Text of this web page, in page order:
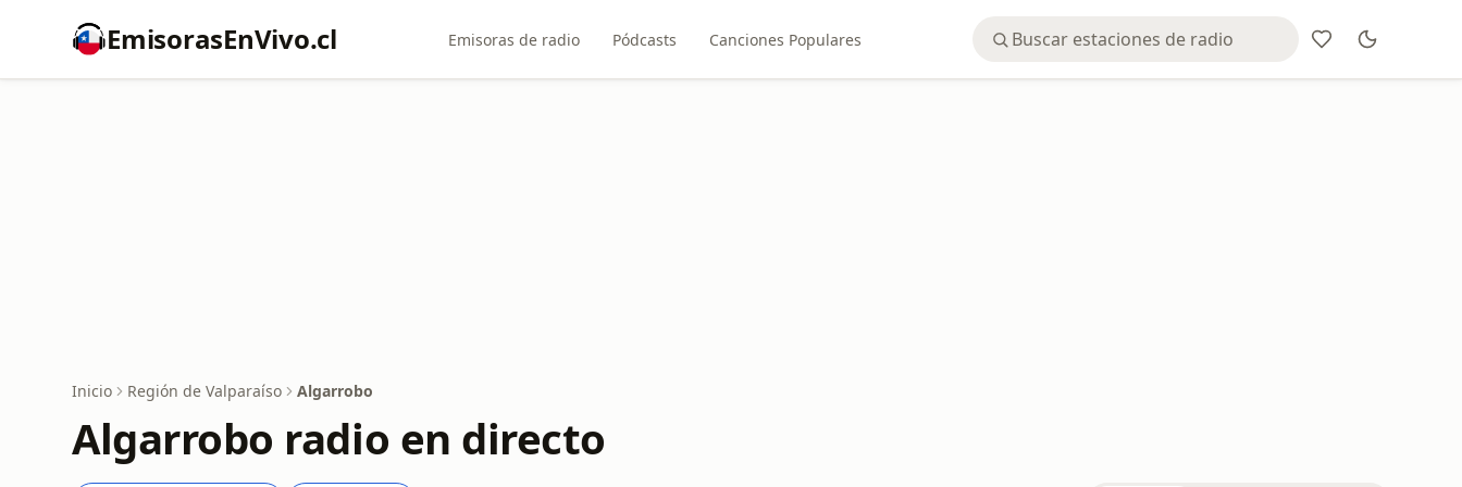
EmisorasEnVivo.cl Emisoras de radio Pódcasts Canciones Populares
Inicio Región de Valparaíso Algarrobo
Algarrobo radio en directo